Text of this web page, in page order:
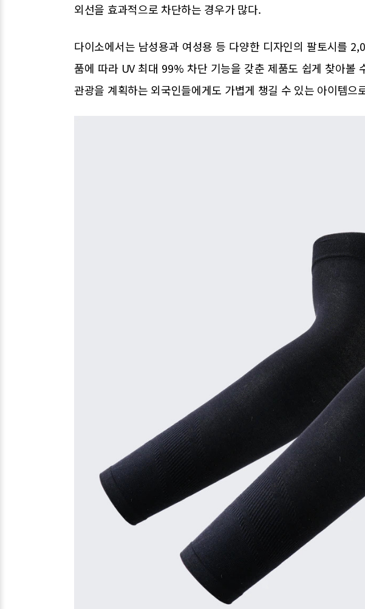
외선을 효과적으로 차단하는 경우가 많다.
다이소에서는 남성용과 여성용 등 다양한 디자인의 팔토시를
품에 따라 UV 최대 99% 차단 기능을 갖춘 제품도 쉽게 찾아볼
관광을 계획하는 외국인들에게도 가볍게 챙길 수 있는 아이템으